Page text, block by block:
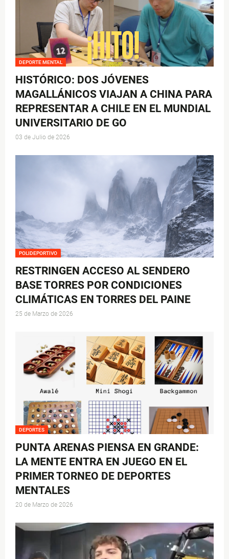
DEPORTE MENTAL
HISTÓRICO: DOS JÓVENES
MAGALLÁNICOS VIAJAN A CHINA PARA
REPRESENTAR A CHILE EN EL MUNDIAL
UNIVERSITARIO DE GO
03 de Julio de 2026
POLIDEPORTIVO
RESTRINGEN ACCESO AL SENDERO
BASE TORRES POR CONDICIONES
CLIMÁTICAS EN TORRES DEL PAINE
25 de Marzo de 2026
DEPORTES
PUNTA ARENAS PIENSA EN GRANDE:
LA MENTE ENTRA EN JUEGO EN EL
PRIMER TORNEO DE DEPORTES
MENTALES
20 de Marzo de 2026